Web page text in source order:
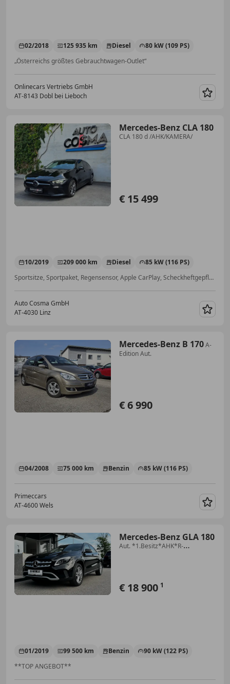
02/2018 125 935 km Diesel
80 kW (109 PS)
„Österreichs größtes Gebrauchtwagen-Outlet“
Onlinecars Vertriebs GmbH
AT-8143 Dobl bei Lieboch
Mercedes-Benz CLA 180
CLA 180 d /AHK/KAMERA/
€ 15 499
10/2019 209 000 km Diesel
85 kW (116 PS)
Sportsitze, Sportpaket, Regensensor, Apple CarPlay, Scheckheftgepflegt, Reifendruckkontrollsystem, Nichtraucherfahrzeug, Verkehrszeichenerkennung
Auto Cosma GmbH
AT-4030 Linz
Mercedes-Benz B 170A-
Edition Aut.
€ 6 990
04/2008 75 000 km Benzin 85 kW (116 PS)
Primeccars
AT-4600 Wels
Mercedes-Benz GLA 180
Aut. *1.Besitz*AHK*R-
€ 18 900 1
01/2019 99 500 km Benzin
90 kW (122 PS)
**TOP ANGEBOT**